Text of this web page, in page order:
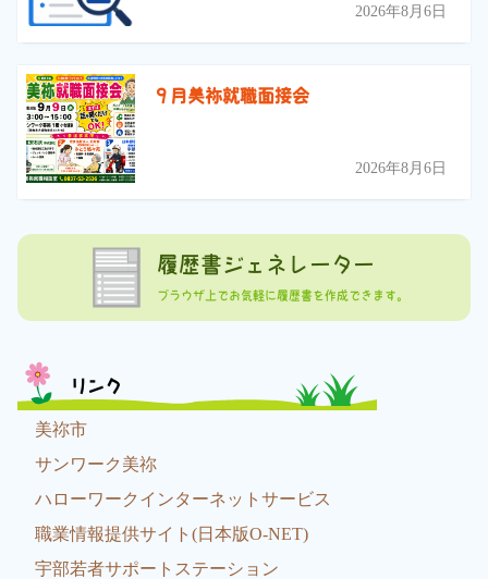
2026年8月6日
９月美祢就職面接会
2026年8月6日
履歴書ジェネレーター
ブラウザ上でお気軽に履歴書を作成できます。
リンク
美祢市
サンワーク美祢
ハローワークインターネットサービス
職業情報提供サイト(日本版O-NET)
宇部若者サポートステーション